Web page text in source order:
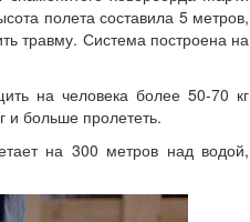
полета составила 5 метров,
травму. Система построена на
на человека более 50-70 кг
и больше пролететь.
на 300 метров над водой,